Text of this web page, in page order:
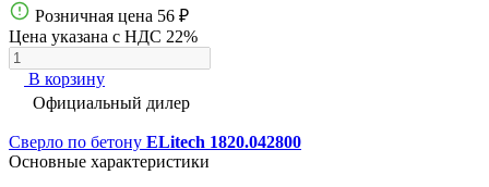
Розничная цена 56 ₽
Цена указана с НДС 22%
В корзину
Официальный дилер
Сверло по бетону ELitech 1820.042800
Основные характеристики